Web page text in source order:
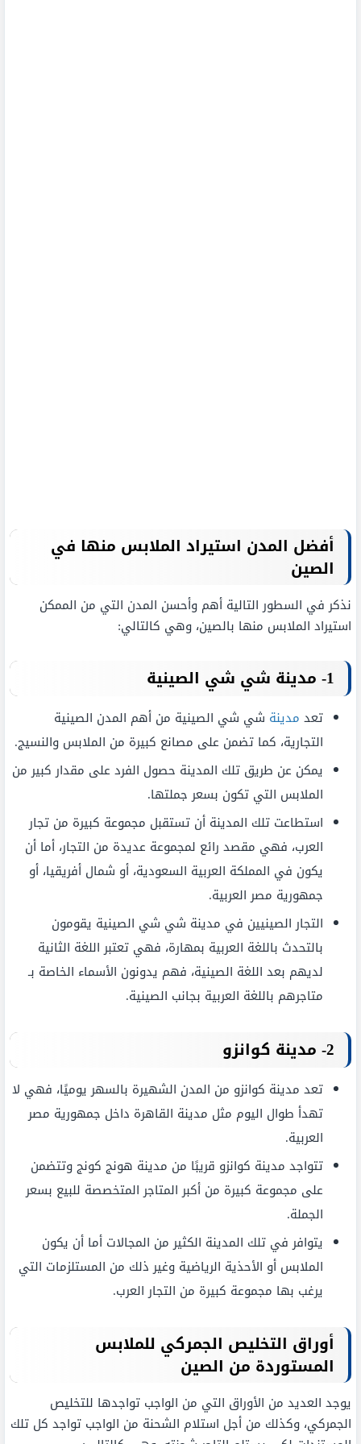
أفضل المدن استيراد الملابس منها في
الصين
نذكر في السطور التالية أهم وأحسن المدن التي من الممكن
استيراد الملابس منها بالصين، وهي كالتالي:
1- مدينة شي شي الصينية
تعد مدينة شي شي الصينية من أهم المدن الصينية
التجارية، كما تضمن على مصانع كبيرة من الملابس والنسيج.
يمكن عن طريق تلك المدينة حصول الفرد على مقدار كبير من
الملابس التي تكون بسعر جملتها.
استطاعت تلك المدينة أن تستقبل مجموعة كبيرة من تجار
العرب، فهي مقصد رائع لمجموعة عديدة من التجار، أما أن
يكون في المملكة العربية السعودية، أو شمال أفريقيا، أو
جمهورية مصر العربية.
التجار الصينيين في مدينة شي شي الصينية يقومون
بالتحدث باللغة العربية بمهارة، فهي تعتبر اللغة الثانية
لديهم بعد اللغة الصينية، فهم يدونون الأسماء الخاصة بـ
متاجرهم باللغة العربية بجانب الصينية.
2- مدينة كوانزو
تعد مدينة كوانزو من المدن الشهيرة بالسهر يوميًا، فهي لا
تهدأ طوال اليوم مثل مدينة القاهرة داخل جمهورية مصر
العربية.
تتواجد مدينة كوانزو قريبًا من مدينة هونج كونج وتتضمن
على مجموعة كبيرة من أكبر المتاجر المتخصصة للبيع بسعر
الجملة.
يتوافر في تلك المدينة الكثير من المجالات أما أن يكون
الملابس أو الأحذية الرياضية وغير ذلك من المستلزمات التي
يرغب بها مجموعة كبيرة من التجار العرب.
أوراق التخليص الجمركي للملابس
المستوردة من الصين
يوجد العديد من الأوراق التي من الواجب تواجدها للتخليص
الجمركي، وكذلك من أجل استلام الشحنة من الواجب تواجد كل تلك